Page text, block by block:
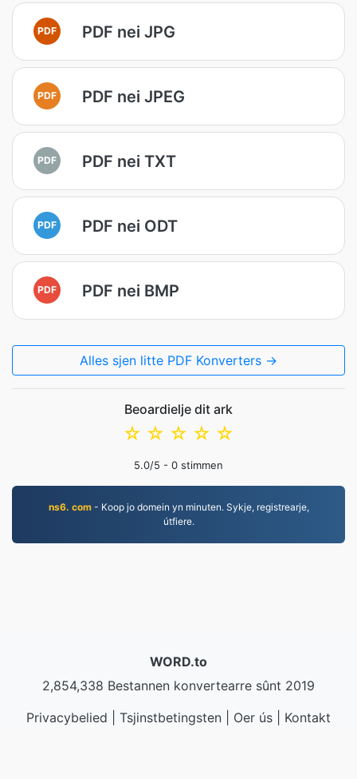
PDF PDF nei JPG
PDF PDF nei JPEG
PDF PDF nei TXT
PDF PDF nei ODT
PDF PDF nei BMP
Alles sjen litte PDF Konverters →
Beoardielje dit ark
☆
☆
☆
☆
☆
5.0/5 - 0 stimmen
ns6. com- Koop jo domein yn minuten. Sykje, registrearje,
útfiere.
WORD.to
2,854,338 Bestannen konvertearre sûnt 2019
Privacybelied
Tsjinstbetingsten Oer ús
Kontakt